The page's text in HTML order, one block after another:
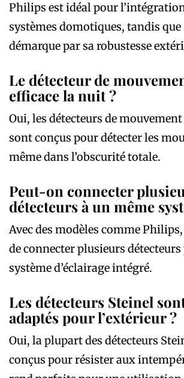
Philips est idéal pour
systèmes domotiques, tandis que
démarque par sa robustesse
Le détecteur de
efficace la nuit ?
Oui, les détecteurs de
sont conçus pour détecter les
même dans l’obscurité totale.
Peut-on connecter
détecteurs à un même
Avec des modèles comme
de connecter plusieurs
système d’éclairage intégré.
Les détecteurs Steinel
adaptés pour l’extérieur ?
Oui, la plupart des détecteurs
conçus pour résister aux